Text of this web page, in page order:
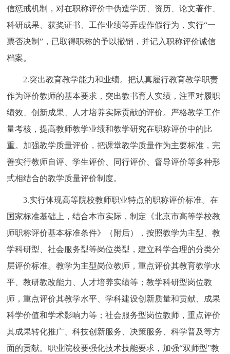
信惩戒机制，对在职称评价中伪造学历、资历、论文著作、
科研成果、获奖证书、工作业绩等弄虚作假行为，实行“一
票否决制”，已取得职称的予以撤销，并记入职称评价诚信
档案。
2.突出教育教学能力和业绩。把认真履行教育教学职责
作为评价教师的基本要求，突出教书育人实绩，注重对履职
绩效、创新成果、人才培养实际贡献的评价。严格教学工作
量考核，提高教师教学业绩和教学研究在职称评价中的比
重。加强教学质量评价，把课堂教学质量作为主要标准，完
善实行教师自评、学生评价、同行评价、督导评价等多种形
式相结合的教学质量评价制度。
3.实行体现高等院校教师职业特点的职称评价标准。在
国家标准基础上，结合本市实际，制定《北京市高等学校教
师职称评价基本标准条件》（附后），按照教学为主型、教
学科研型、社会服务型等岗位类型，建立科学合理的分类分
层评价标准。教学为主型岗位教师，重点评价其教育教学水
平、教研教改能力、人才培养实绩等；教学科研型岗位教
师，重点评价其教学水平、学科建设创新质量和贡献、成果
科学价值和学术影响力等；社会服务型岗位教师，重点评价
其成果转化推广、科技创新服务、决策服务、科学普及等方
面的贡献。职业院校要强化技术技能要求，加强“双师型”教